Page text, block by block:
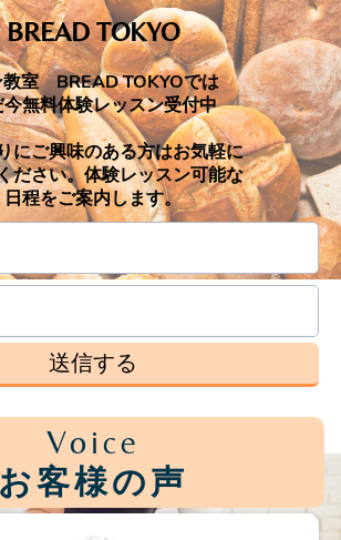
BREAD TOKYO
室 BREAD TOKYOでは
無料体験レッスン受付中
にご興味のある方はお気軽に
ださい。体験レッスン可能な
日程をご案内します。
送信する
Voice
お客様の声